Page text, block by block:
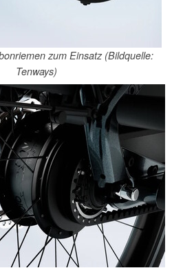
zum Einsatz (Bildquelle:
Tenways)